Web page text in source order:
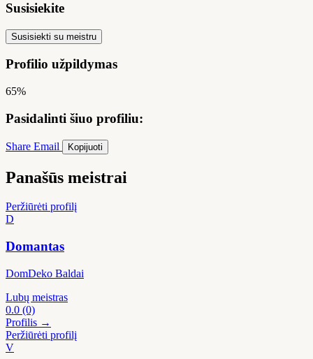
Susisiekite
Susisiekti su meistru
Profilio užpildymas
65%
Pasidalinti šiuo profiliu:
Share Email Kopijuoti
Panašūs meistrai
Peržiūrėti profilį
D
Domantas
DomDeko Baldai
Lubų meistras
0.0 (0)
Profilis →
Peržiūrėti profilį
V